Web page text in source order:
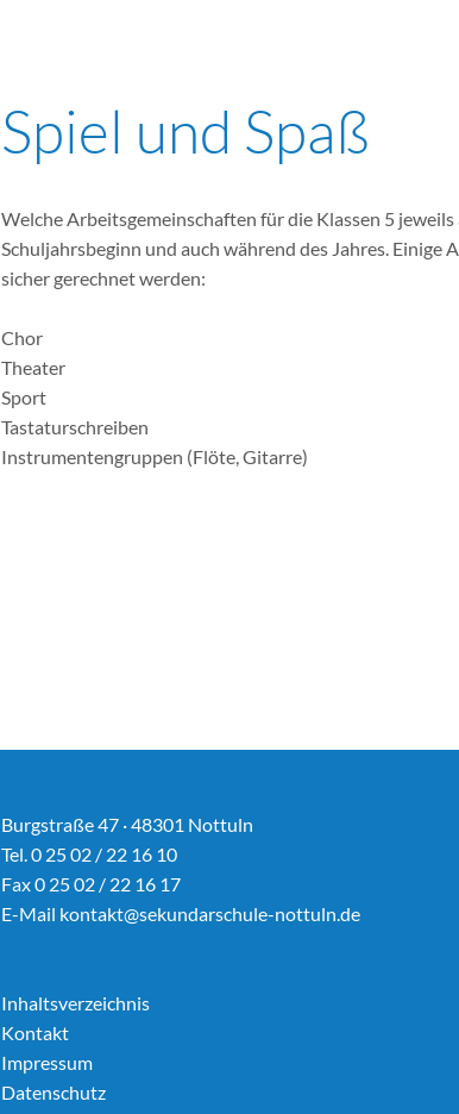
Spiel und Spaß
Welche Arbeitsgemeinschaften für die Klassen 5
Schuljahrsbeginn und auch während des Jahres.
sicher gerechnet werden:
Chor
Theater
Sport
Tastaturschreiben
Instrumentengruppen (Flöte, Gitarre)
Burgstraße 47 · 48301 Nottuln
Tel. 0 25 02 / 22 16 10
Fax 0 25 02 / 22 16 17
E-Mail kontakt@sekundarschule-nottuln.de
Inhaltsverzeichnis
Kontakt
Impressum
Datenschutz